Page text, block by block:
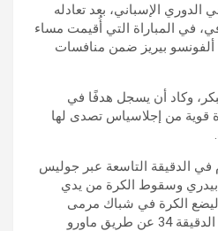
الإسباني، بعد تعادله
خيتافي، في المباراة التي أُقيمت مساء
بيريز ضمن منافسات
وكاد أن يسجل هدفًا في
قوية من إجلاسياس تصدى لها
الدقيقة التاسعة عبر جوليس
بيدري وسقوط الكرة من يدي
الكرة في شباك مرمى
خيتافي ليأتي رد خيتافي في الدقيقة 34 عن طريق ماورو